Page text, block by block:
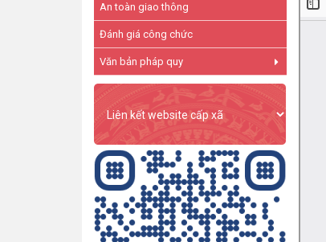
An toàn giao thông
Đánh giá công chức
Văn bản pháp quy